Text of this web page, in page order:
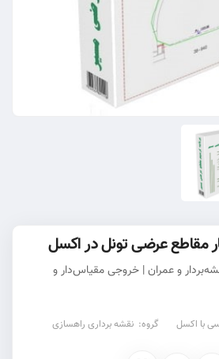
مقاطع عرضی تونل در اکسل
و عمران | خروجی مقیاس‌دار و
با اکسل گروه: نقشه برداری راهسازی